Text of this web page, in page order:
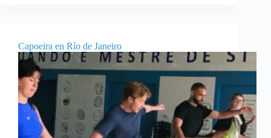
Capoeira en Río de Janeiro